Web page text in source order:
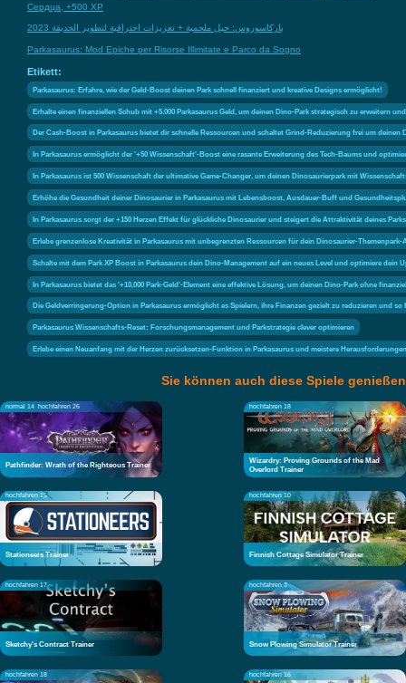
Сердца, +500 XP
باركاسوروس: حيل ملحمية + تعزيزات احترافية لتطوير الحديقة 2023
Parkasaurus: Mod Epiche per Risorse Illimitate e Parco da Sogno
Etikett:
Parkasaurus: Erfahre, wie der Geld-Boost deinen Park schnell finanziert und kreative Designs ermöglicht!
Erhalte einen finanziellen Schub mit +5.000 Parkasaurus Geld, um deinen Dino-Park strategisch zu erweitern
Der Cash-Boost in Parkasaurus bietet dir schnelle Ressourcen und schaltet Grind-Reduzierung frei um deinen
In Parkasaurus ermöglicht der '+50 Wissenschaft'-Boost eine rasante Erweiterung des Tech-Baums und
In Parkasaurus ist 500 Wissenschaft der ultimative Game-Changer, um deinen Dinosaurierpark mit
Erhöhe die Gesundheit deiner Dinosaurier in Parkasaurus mit Lebensboost, Ausdauer-Buff und
In Parkasaurus sorgt der +150 Herzen Effekt für glückliche Dinosaurier und steigert die Attraktivität deines
Erlebe grenzenlose Kreativität in Parkasaurus mit unbegrenzten Ressourcen für dein Dinosaurier-Themenpark-
Schalte mit dem Park XP Boost in Parkasaurus dein Dino-Management auf ein neues Level und optimiere dein
In Parkasaurus bietet das '+10,000 Park-Geld'-Element eine effektive Lösung, um deinen Dino-Park ohne
Die Geldverringerung-Option in Parkasaurus ermöglicht es Spielern, ihre Finanzen gezielt zu reduzieren und
Parkasaurus Wissenschafts-Reset: Forschungsmanagement und Parkstrategie clever optimieren
Erlebe einen Neuanfang mit der Herzen zurücksetzen-Funktion in Parkasaurus und meistere
Sie können auch diese Spiele genießen
normal 14 hochfahren 26
Pathfinder: Wrath of the Righteous Trainer
hochfahren 18
Wizardry: Proving Grounds of the Mad
Overlord Trainer
hochfahren 15
Stationeers Trainer
hochfahren 10
Finnish Cottage Simulator Trainer
hochfahren 17
Sketchy's Contract Trainer
hochfahren 3
Snow Plowing Simulator Trainer
hochfahren 18 hochfahren 16